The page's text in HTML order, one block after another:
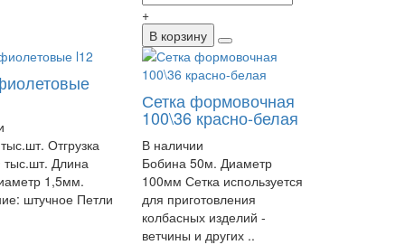
+
В корзину
Отгрузка
тыс.шт. Длина
1,5мм.
штучное Петли
Сетка формовочная
100\36 красно-белая
В наличии
Бобина 50м. Диаметр
100мм Сетка используется
для приготовления
колбасных изделий -
ветчины и других ..